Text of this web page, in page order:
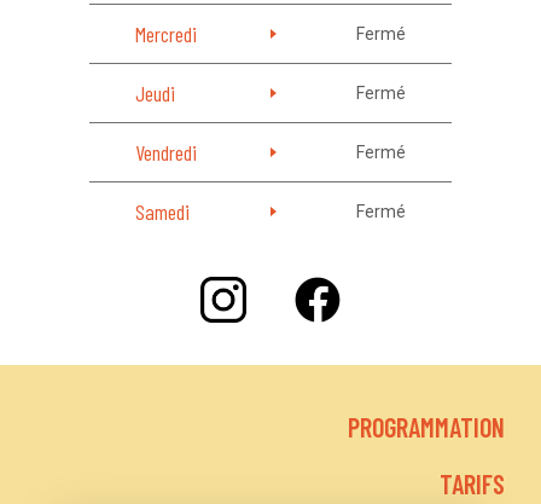
Mercredi Fermé
Jeudi Fermé
Vendredi Fermé
Samedi Fermé
PROGRAMMATION
TARIFS